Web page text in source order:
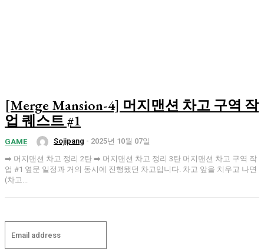
[Merge Mansion-4] 머지맨션 차고 구역 작
업 퀘스트 #1
GAME Sojipang - 2025년 10월 07일
➡️ 머지맨션 차고 정리 2탄 ➡️ 머지맨션 차고 정리 3탄 머지맨션 차고 구역 작
업 #1 옆문 일정과 거의 동시에 진행됐던 차고입니다. 차고 앞을 치우고 나면
(차고...